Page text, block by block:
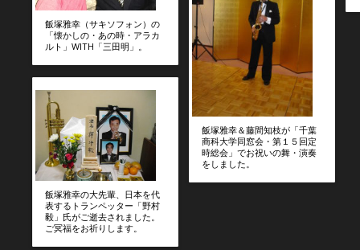
飯塚雅幸（サキソフォン）の
「懐かしの・あの時・アラカ
ルト」WITH「三田明」。
飯塚雅幸の大先輩、日本を代
表するトランペッター「野村
毅」氏がご逝去されました。
ご冥福をお祈りします。
飯塚雅幸＆藤間知枝が「千葉
商科大学同窓会・第１５回定
時総会」でお祝いの舞・演奏
をしました。